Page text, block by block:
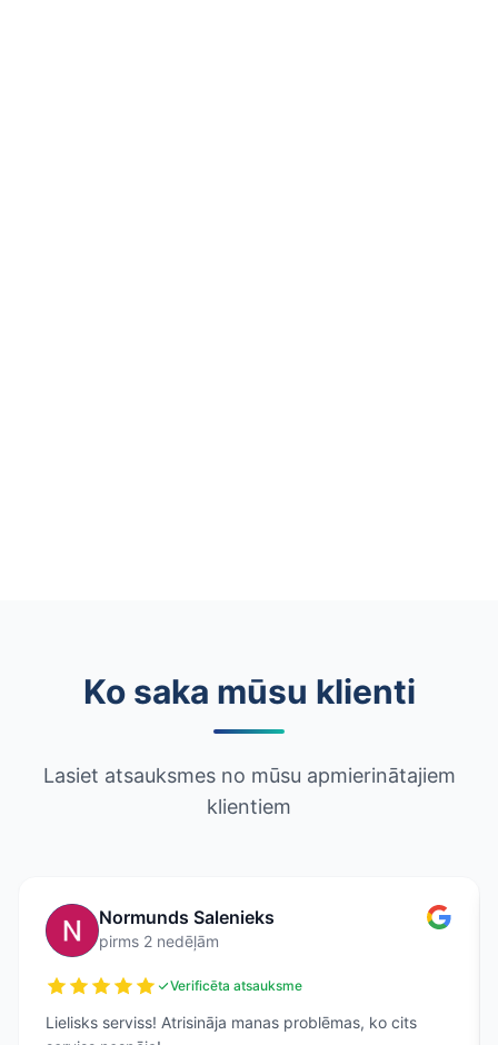
Ko saka mūsu klienti
Lasiet atsauksmes no mūsu apmierinātajiem
klientiem
Normunds Salenieks
pirms 2 nedēļām
Verificēta atsauksme
Lielisks serviss! Atrisināja manas problēmas, ko cits